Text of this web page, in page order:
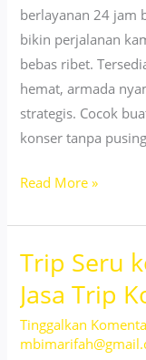
berlayanan 24 jam
bikin perjalanan
bebas ribet.
hemat, armada
strategis. Cocok
konser tanpa
Jasa
Konser
Jakarta
2026
Nonton
Treasure
Read More »
Trip Seru
Jasa Trip
Tinggalkan